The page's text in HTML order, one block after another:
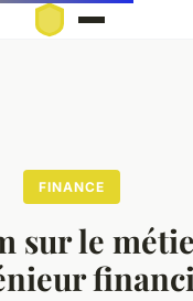
FINANCE
sur le